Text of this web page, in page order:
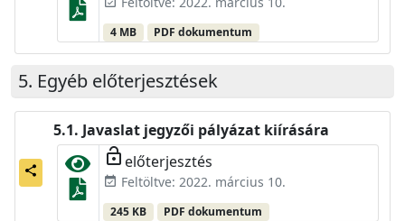
4 MB PDF dokumentum
Egyéb előterjesztések
share
Javaslat jegyzői pályázat kiírására
lock_open előterjesztés
event_available Feltöltve: 2022. március 10.
245 KB PDF dokumentum